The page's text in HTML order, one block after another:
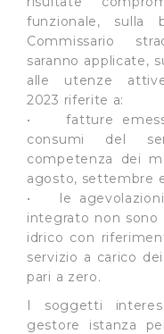
funzionale,
Commissario
saranno applicate,
alle utenze
2023 riferite a:
• fatture
consumi del
competenza dei
agosto, settembre
• le agevolazioni
integrato non sono
idrico con
servizio a carico
pari a zero.
I soggetti
gestore istanza